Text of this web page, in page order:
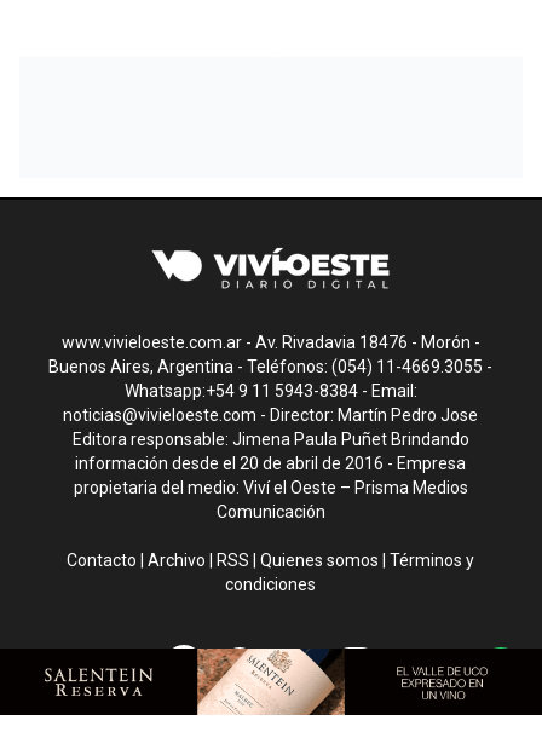
www.vivieloeste.com.ar - Av. Rivadavia 18476 - Morón -
Buenos Aires, Argentina - Teléfonos: (054) 11-4669.3055 -
Whatsapp:+54 9 11 5943-8384 - Email:
noticias@vivieloeste.com - Director: Martín Pedro Jose
Editora responsable: Jimena Paula Puñet Brindando
información desde el 20 de abril de 2016 - Empresa
propietaria del medio: Viví el Oeste – Prisma Medios
Comunicación
Contacto |Archivo RSS |Quienes somos |Términos y
condiciones